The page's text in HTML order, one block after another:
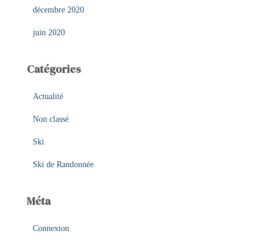
décembre 2020
juin 2020
Catégories
Actualité
Non classé
Ski
Ski de Randonnée
Méta
Connexion